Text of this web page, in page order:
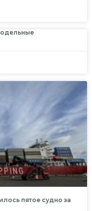
пятое судно за